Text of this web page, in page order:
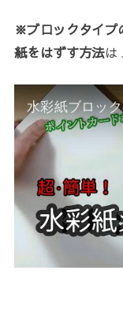
※ブロックタイプ
紙をはずす方法は
水彩紙ブロッ